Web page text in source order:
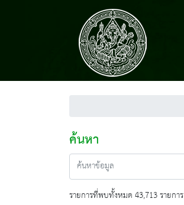
ค้นหา
รายการที่พบทั้งหมด 43,713 รายการ